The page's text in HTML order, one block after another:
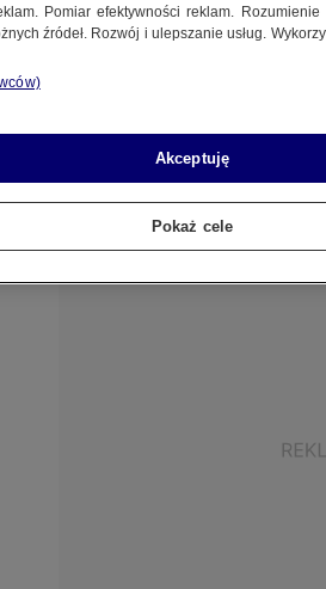
zdobywców Nagrody Nobla
bioortogonalną. Na temat
nagrodzonych
z doktor Marią Górną z
Pomiar efektywności reklam.
źródeł. Rozwój i ulepszanie usług.
Akceptuję
Pokaż cele